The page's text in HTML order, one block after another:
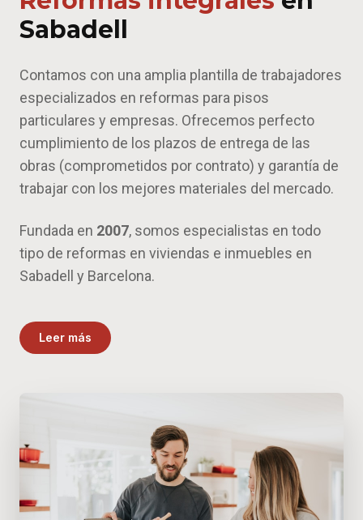
Sabadell
Contamos con una amplia plantilla de trabajadores
especializados en reformas para pisos
particulares y empresas. Ofrecemos perfecto
cumplimiento de los plazos de entrega de las
obras (comprometidos por contrato) y garantía de
trabajar con los mejores materiales del mercado.
Fundada en 2007, somos especialistas en todo
tipo de reformas en viviendas e inmuebles en
Sabadell y Barcelona.
Leer más